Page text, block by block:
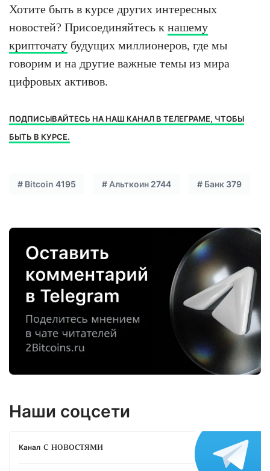
Хотите быть в курсе других интересных
новостей? Присоединяйтесь к нашему
крипточату будущих миллионеров, где мы
говорим и на другие важные темы из мира
цифровых активов.
ПОДПИСЫВАЙТЕСЬ НА НАШ КАНАЛ В ТЕЛЕГРАМЕ, ЧТОБЫ
БЫТЬ В КУРСЕ.
# Bitcoin 4195 # Альткоин 2744 # Банк 379
Наши соцсети
Канал с новостями